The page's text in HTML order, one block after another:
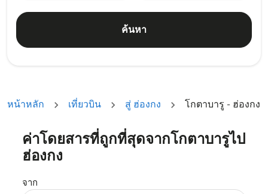
ค้นหา
หน้าหลัก เที่ยวบิน สู่ ฮ่องกง โกตาบารู - ฮ่องกง
ค่าโดยสารที่ถูกที่สุดจากโกตาบารูไป
ฮ่องกง
จาก
ลองอัปเดตเส้นทางของคุณ (ต้นทางและ/หรือปลายทาง) หรื